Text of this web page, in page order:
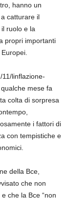
hanno un
catturare il
ruolo e la
propri importanti
linflazione-
mese fa
colta di sorpresa
i fattori di
con tempistiche e
della Bce,
che non
che la Bce “non